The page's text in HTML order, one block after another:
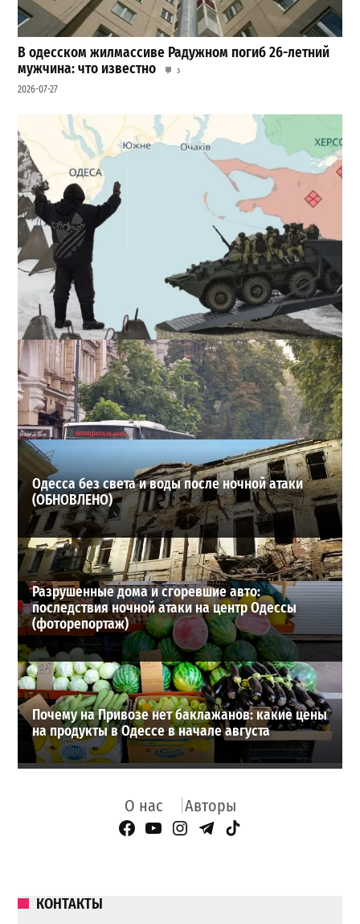
В одесском жилмассиве Радужном погиб 26-летний
мужчина: что известно
3
2026-07-27
Полковник ВСУ рассказал, выдержит ли Одесса
новое наступление
2
2026-07-27
ВИБОР РЕДАКЦИИ
Одесса без света и воды после ночной атаки
(ОБНОВЛЕНО)
Разрушенные дома и сгоревшие авто:
последствия ночной атаки на центр Одессы
(фоторепортаж)
Почему на Привозе нет баклажанов: какие цены
на продукты в Одессе в начале августа
О нас Авторы
Facebook Page
YouTube
Instagram
Telegram
TikTok
КОНТАКТЫ